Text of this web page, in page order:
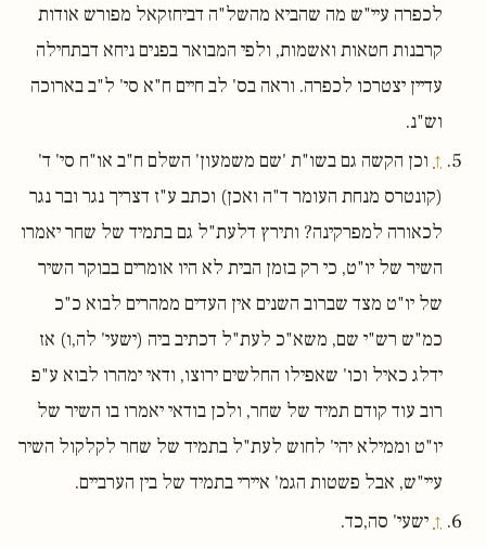
לכפרה עיי"ש מה שהביא מהשל"ה דביחזקאל מפורש אודות
קרבנות חטאות ואשמות, ולפי המבואר בפנים ניחא דבתחילה
עדיין יצטרכו לכפרה. וראה בס' לב חיים ח"א סי' ל"ב בארוכה
וש"נ.
↑ וכן הקשה גם בשו"ת 'שם משמעון' השלם ח"ב או"ח סי' ד'
(קונטרס מנחת העומר ד"ה ואכן) וכתב ע"ז דצריך נגר ובר נגר
לכאורה למפרקינה? ותירץ דלעת"ל גם בתמיד של שחר יאמרו
השיר של יו"ט, כי רק בזמן הבית לא היו אומרים בבוקר השיר
של יו"ט מצד שברוב השנים אין העדים ממהרים לבוא כ"כ
כמ"ש רש"י שם, משא"כ לעת"ל דכתיב ביה (ישעי' לה,ו) אז
ידלג כאיל וכו' שאפילו החלשים ירוצו, ודאי ימהרו לבוא ע"פ
רוב עוד קודם תמיד של שחר, ולכן בודאי יאמרו בו השיר של
יו"ט וממילא יהי' לחוש לעת"ל בתמיד של שחר לקלקול השיר
עיי"ש, אבל פשטות הגמ' איירי בתמיד של בין הערביים.
↑ישעי' סה,כד.